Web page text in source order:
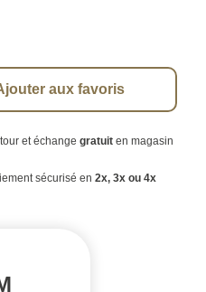
aux favoris
et échange gratuiten magasin
sécurisé en 2x, 3x ou 4x